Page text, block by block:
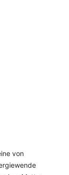
von